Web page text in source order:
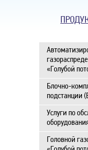
«Голубой
Блочно-
подстанции
Услуги по
Головной